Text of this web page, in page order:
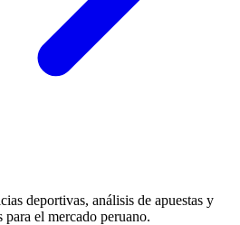
deportivas, análisis de apuestas y
para el mercado peruano.